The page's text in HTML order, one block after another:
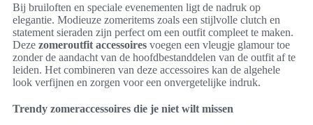
Bij bruiloften en speciale evenementen ligt de nadruk op
elegantie. Modieuze zomeritems zoals een stijlvolle clutch en
statement sieraden zijn perfect om een outfit compleet te maken.
Deze zomeroutfit accessoires voegen een vleugje glamour toe
zonder de aandacht van de hoofdbestanddelen van de outfit af te
leiden. Het combineren van deze accessoires kan de algehele
look verfijnen en zorgen voor een onvergetelijke indruk.
Trendy zomeraccessoires die je niet wilt missen